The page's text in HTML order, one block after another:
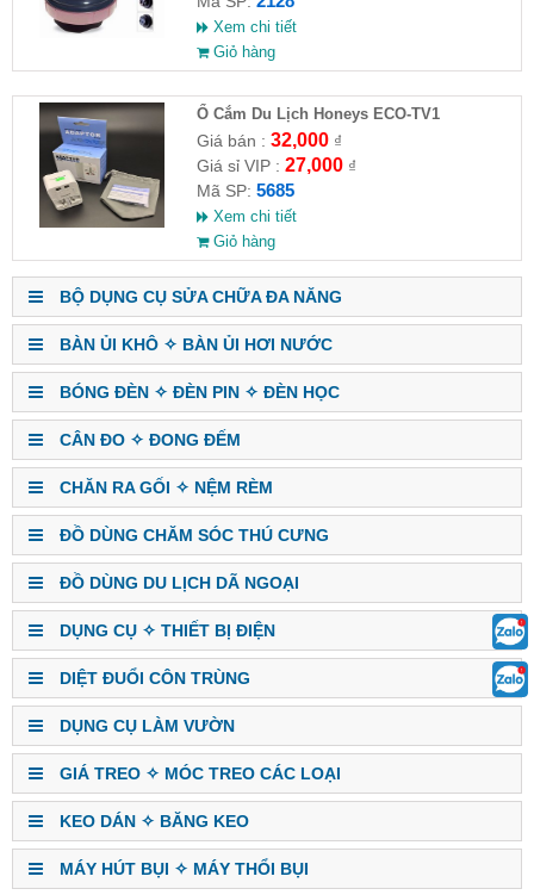
Xem chi tiết
Giỏ hàng
Ổ Cắm Du Lịch Honeys ECO-TV1
Giá bán : 32,000₫
Giá sỉ VIP : 27,000₫
Mã SP: 5685
Xem chi tiết
Giỏ hàng
BỘ DỤNG CỤ SỬA CHỮA ĐA NĂNG
BÀN ỦI KHÔ ✧ BÀN ỦI HƠI NƯỚC
BÓNG ĐÈN ✧ ĐÈN PIN ✧ ĐÈN HỌC
CÂN ĐO ✧ ĐONG ĐẾM
CHĂN RA GỐI ✧ NỆM RÈM
ĐỒ DÙNG CHĂM SÓC THÚ CƯNG
ĐỒ DÙNG DU LỊCH DÃ NGOẠI
DỤNG CỤ ✧ THIẾT BỊ ĐIỆN
DIỆT ĐUỔI CÔN TRÙNG
DỤNG CỤ LÀM VƯỜN
GIÁ TREO ✧ MÓC TREO CÁC LOẠI
KEO DÁN ✧ BĂNG KEO
MÁY HÚT BỤI ✧ MÁY THỔI BỤI